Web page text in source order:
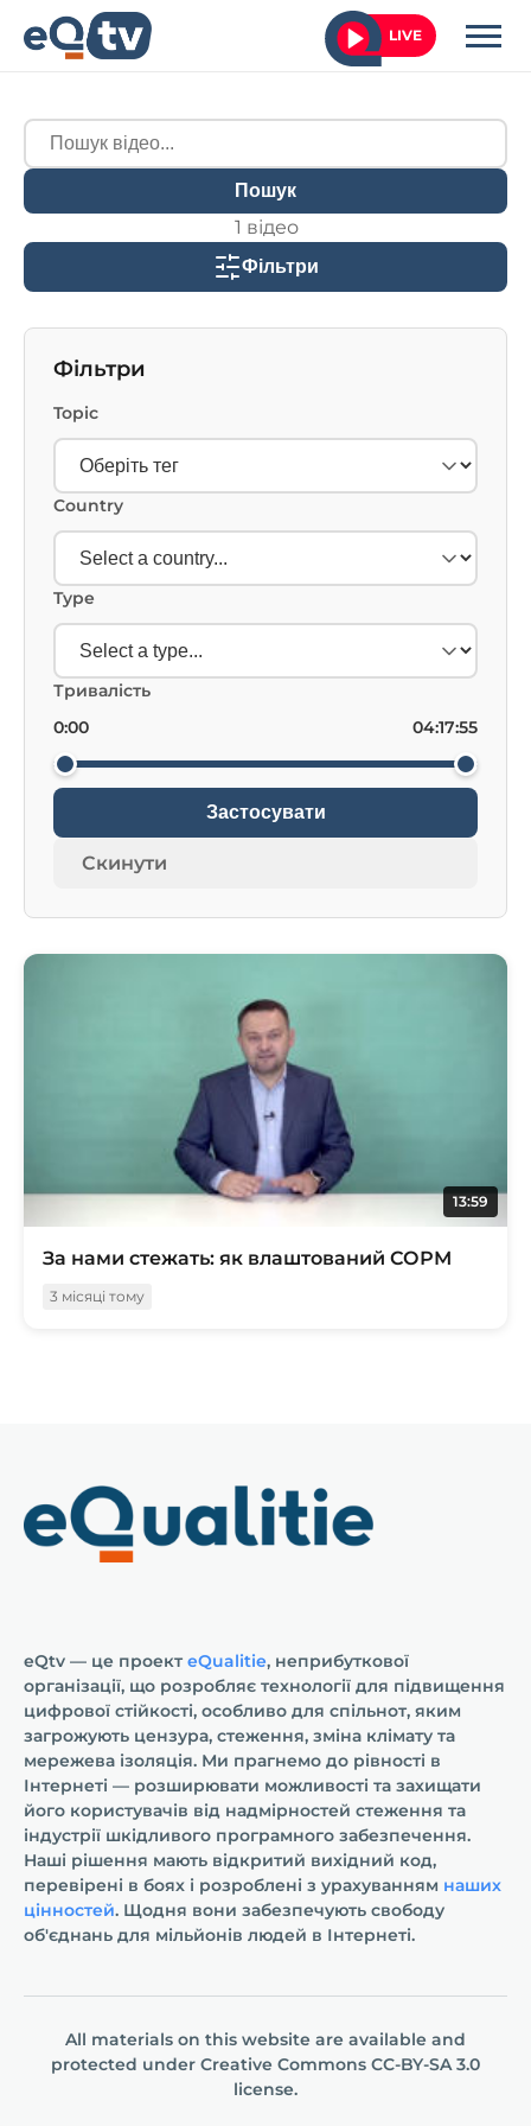
LIVE
Пошук
1 відео
Фільтри
Фільтри
Topic
Country
Type
Тривалість
0:00
04:17:55
Застосувати
Скинути
13:59
За нами стежать: як влаштований СОРМ
3 місяці тому
eQtv — це проект eQualitie, неприбуткової
організації, що розробляє технології для підвищення
цифрової стійкості, особливо для спільнот, яким
загрожують цензура, стеження, зміна клімату та
мережева ізоляція. Ми прагнемо до рівності в
Інтернеті — розширювати можливості та захищати
його користувачів від надмірностей стеження та
індустрії шкідливого програмного забезпечення.
Наші рішення мають відкритий вихідний код,
перевірені в боях і розроблені з урахуванням наших
цінностей. Щодня вони забезпечують свободу
об'єднань для мільйонів людей в Інтернеті.
All materials on this website are available and
protected under Creative Commons СС-BY-SA 3.0
license.